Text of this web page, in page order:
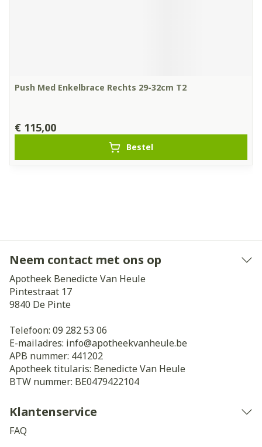
Push Med Enkelbrace Rechts 29-32cm T2
€ 115,00
Bestel
Neem contact met ons op
Apotheek Benedicte Van Heule
Pintestraat 17
9840 De Pinte
Telefoon: 09 282 53 06
E-mailadres: info@apotheekvanheule.be
APB nummer: 441202
Apotheek titularis: Benedicte Van Heule
BTW nummer: BE0479422104
Klantenservice
FAQ